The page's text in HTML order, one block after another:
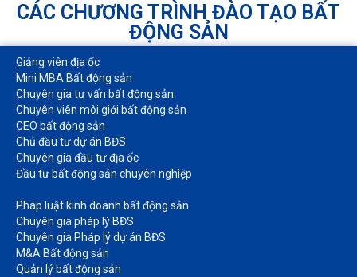
CÁC CHƯƠNG TRÌNH ĐÀO TẠO BẤT
ĐỘNG SẢN
Giảng viên địa ốc
Mini MBA Bất động sản
Chuyên gia tư vấn bất động sản
Chuyên viên môi giới bất động sản​
CEO bất động sản
Chủ đầu tư dự án BĐS
Chuyên gia đầu tư địa ốc​
Đầu tư bất động sản chuyên nghiệp
Pháp luật kinh doanh bất động sản​
Chuyên gia pháp lý BĐS
Chuyên gia Pháp lý dự án BĐS
M&A Bất động sản​
Quản lý bất động sản